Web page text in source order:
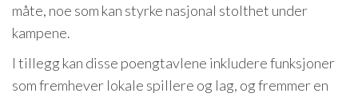
måte, noe som kan styrke nasjonal stolthet under
kampene.
I tillegg kan disse poengtavlene inkludere funksjoner
som fremhever lokale spillere og lag, og fremmer en